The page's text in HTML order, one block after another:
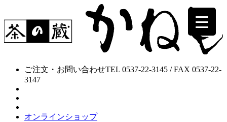
ご注文・お問い合わせTEL 0537-22-3145 / FAX 0537-22-
3147
オンラインショップ